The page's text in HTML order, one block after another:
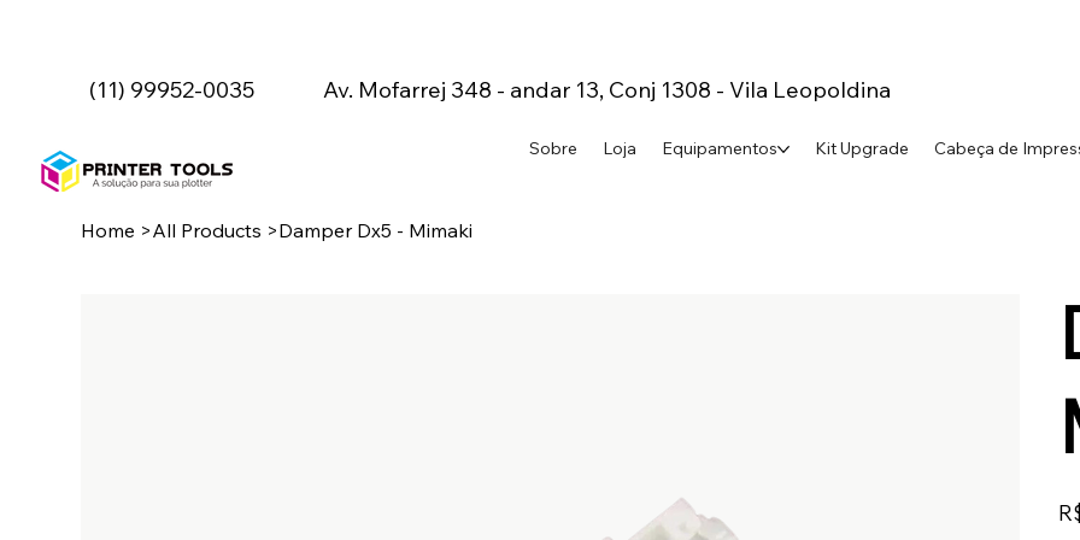
Sobre Loja Equipamentos Kit Upgrade Cabeça de
(11) 99952-0035 Av. Mofarrej 348 - andar 13, Conj 1308 - Vila Leopoldina
Home >All Products >Damper Dx5 - Mimaki